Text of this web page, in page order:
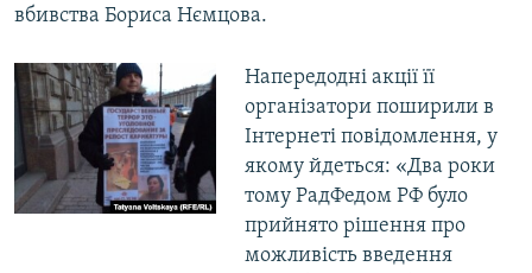
вбивства Бориса Нємцова.
Напередодні акції її
організатори поширили в
Інтернеті повідомлення, у
якому йдеться: «Два роки
тому РадФедом РФ було
прийнято рішення про
можливість введення